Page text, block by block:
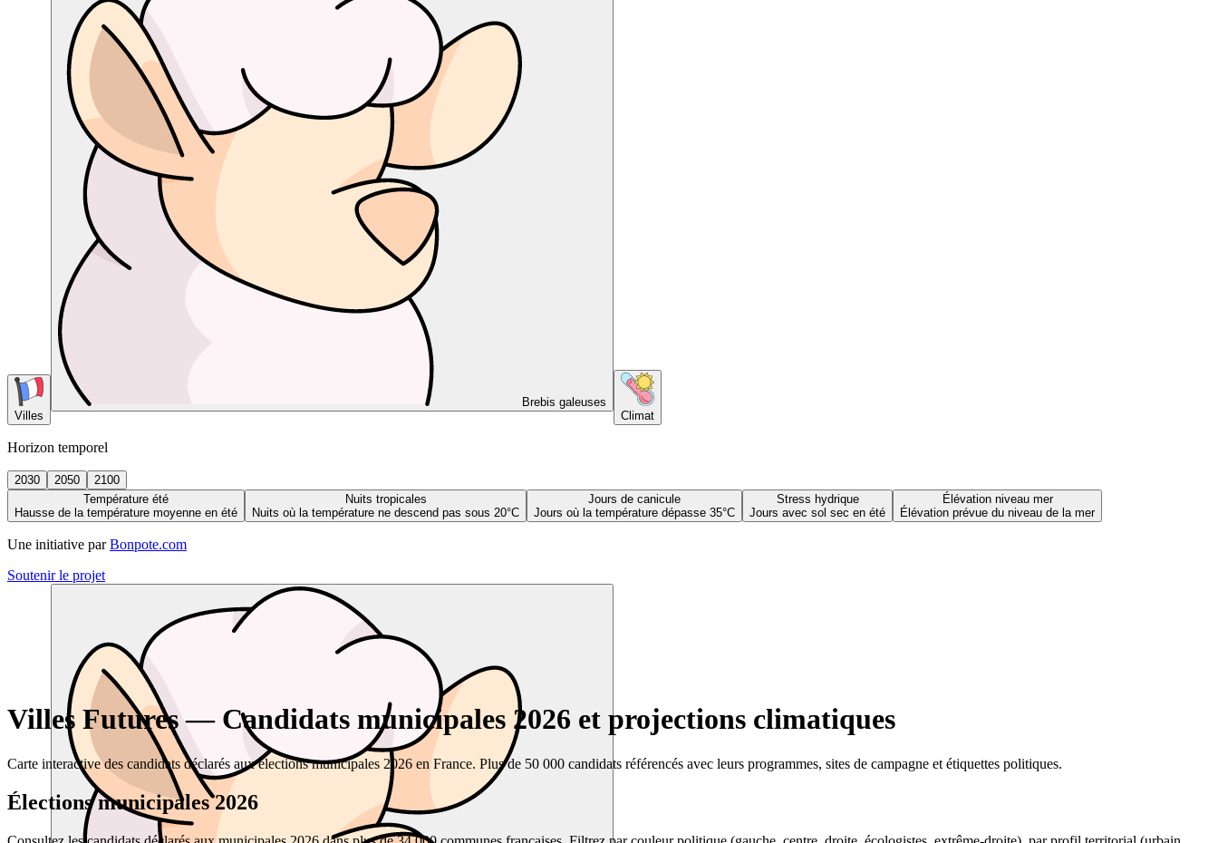
Villes
Brebis galeuses
Climat
Horizon temporel
2030 2050
2100
Température été
Hausse de la température moyenne en été
Nuits tropicales
Nuits où la température ne descend pas sous 20°C
Jours de canicule
Jours où la température dépasse 35°C
Stress hydrique
Jours avec sol sec en été
Élévation niveau mer
Élévation prévue du niveau de la mer
Une initiative par Bonpote.com
Soutenir le projet
Villes Futures — Candidats municipales 2026 et projections climatiques
Carte interactive des candidats déclarés aux élections municipales 2026 en France. Plus de 50 000 candidats référencés avec leurs programmes, sites de campagne et étiquettes politiques.
Élections municipales 2026